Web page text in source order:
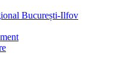
București-Ilfov